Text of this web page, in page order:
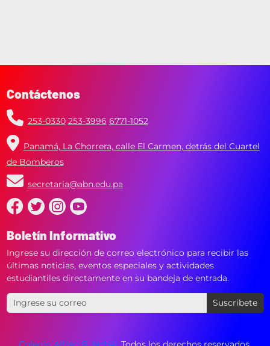
Contáctenos
253-0330 253-3996 6771-1052
Panamá, La Chorrera, calle El Carmen, detrás del Cuartel
de Bomberos
secretaria@abn.edu.pa
Boletín Informativo
Ingrese su dirección de correo electrónico para recibir las
últimas noticias, eventos especiales y actividades
estudiantiles directamente en su bandeja de entrada.
Suscribete